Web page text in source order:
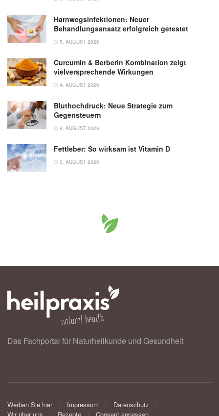
Harnwegsinfektionen: Neuer
Behandlungsansatz erfolgreich getestet
5. AUGUST 2026
Curcumin & Berberin Kombination zeigt
vielversprechende Wirkungen
4. AUGUST 2026
Bluthochdruck: Neue Strategie zum
Gegensteuern
4. AUGUST 2026
Fettleber: So wirksam ist Vitamin D
3. AUGUST 2026
Das Fachportal für Naturheilkunde und Gesundheit
Werben Sie hier Impressum
Datenschutz